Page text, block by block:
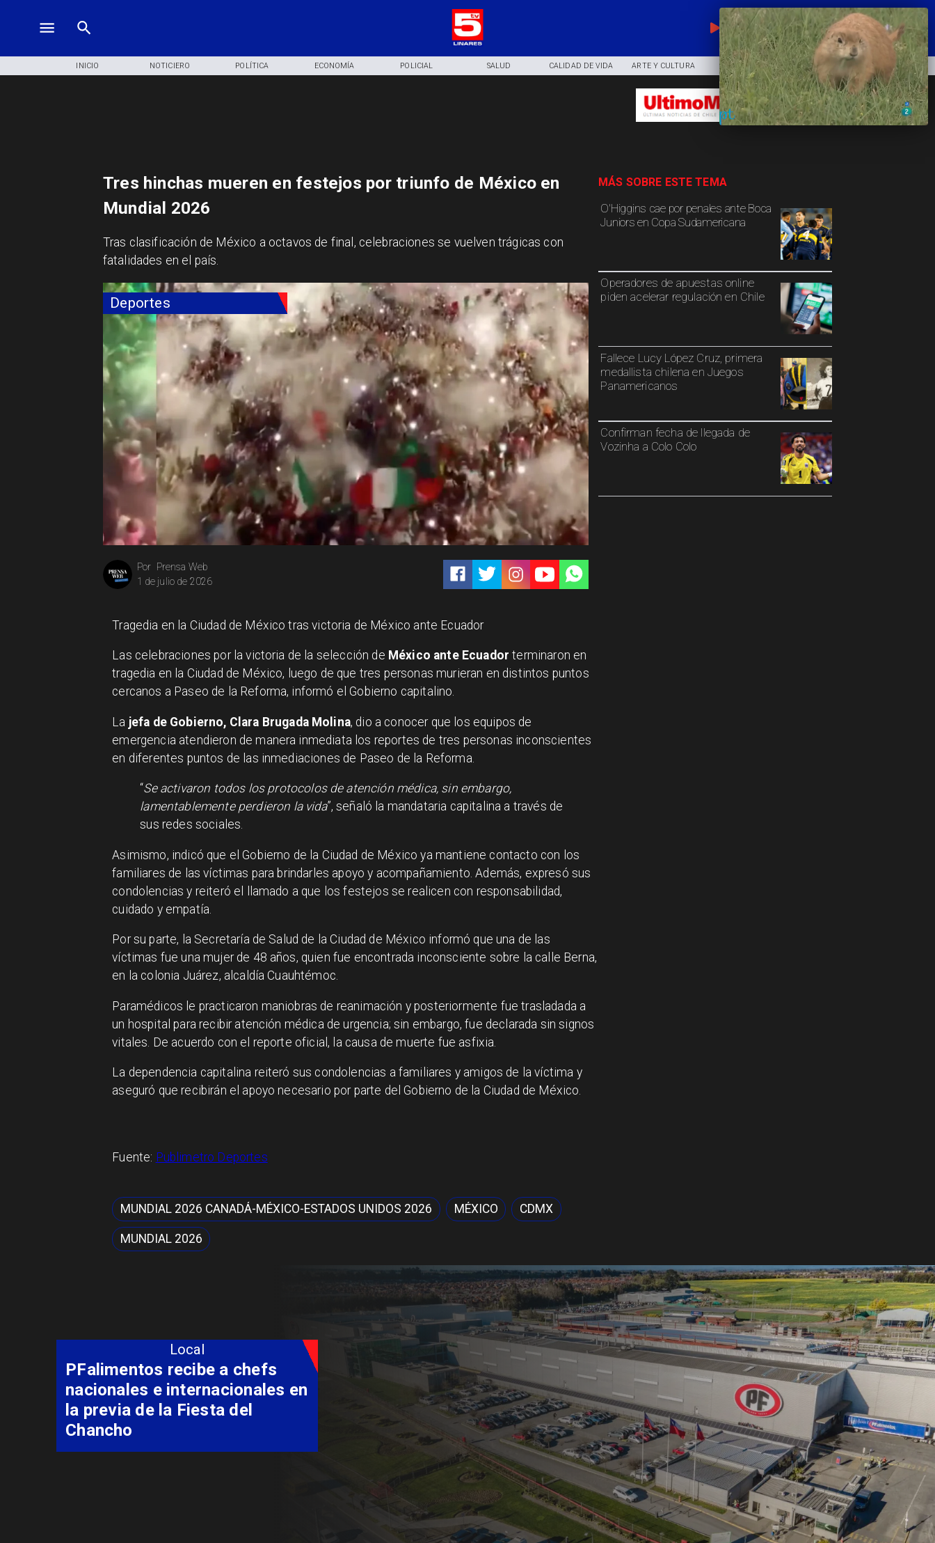
EN VIVO
INICIO NOTICIERO POLÍTICA ECONOMÍA POLICIAL SALUD CALIDAD DE VIDA ARTE Y CULTURA COMUNIDAD DEPORTES
Deportes
Prensa Web
Por
1 de julio de 2026
O'Higgins cae por penales ante Boca
Juniors en Copa Sudamericana
Operadores de apuestas online
piden acelerar regulación en Chile
Fallece Lucy López Cruz, primera
medallista chilena en Juegos
Panamericanos
Confirman fecha de llegada de
Vozinha a Colo Colo
MÁS SOBRE ESTE TEMA
Tres hinchas mueren en festejos por triunfo de México en
Mundial 2026
Tras clasificación de México a octavos de final, celebraciones se vuelven trágicas con
fatalidades en el país.
Tragedia en la Ciudad de México tras victoria de México ante Ecuador
Las celebraciones por la victoria de la selección de México ante Ecuador terminaron en
tragedia en la Ciudad de México, luego de que tres personas murieran en distintos puntos
cercanos a Paseo de la Reforma, informó el Gobierno capitalino.
La jefa de Gobierno, Clara Brugada Molina, dio a conocer que los equipos de
emergencia atendieron de manera inmediata los reportes de tres personas inconscientes
en diferentes puntos de las inmediaciones de Paseo de la Reforma.
“Se activaron todos los protocolos de atención médica, sin embargo,
lamentablemente perdieron la vida”, señaló la mandataria capitalina a través de
sus redes sociales.
Asimismo, indicó que el Gobierno de la Ciudad de México ya mantiene contacto con los
familiares de las víctimas para brindarles apoyo y acompañamiento. Además, expresó sus
condolencias y reiteró el llamado a que los festejos se realicen con responsabilidad,
cuidado y empatía.
Por su parte, la Secretaría de Salud de la Ciudad de México informó que una de las
víctimas fue una mujer de 48 años, quien fue encontrada inconsciente sobre la calle Berna,
en la colonia Juárez, alcaldía Cuauhtémoc.
Paramédicos le practicaron maniobras de reanimación y posteriormente fue trasladada a
un hospital para recibir atención médica de urgencia; sin embargo, fue declarada sin signos
vitales. De acuerdo con el reporte oficial, la causa de muerte fue asfixia.
La dependencia capitalina reiteró sus condolencias a familiares y amigos de la víctima y
aseguró que recibirán el apoyo necesario por parte del Gobierno de la Ciudad de México.
Fuente: Publimetro Deportes
MUNDIAL 2026 CANADÁ-MÉXICO-ESTADOS UNIDOS 2026 MÉXICO CDMX
MUNDIAL 2026
Senadis inaugura Sala de la
Calma en el Registro Civil de
Talca para fortalecer la